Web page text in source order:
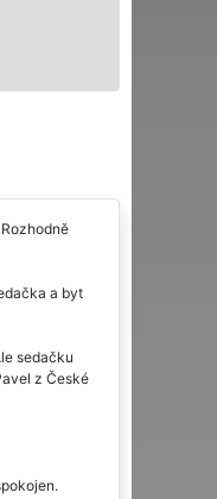
a byt
sedačku
z České